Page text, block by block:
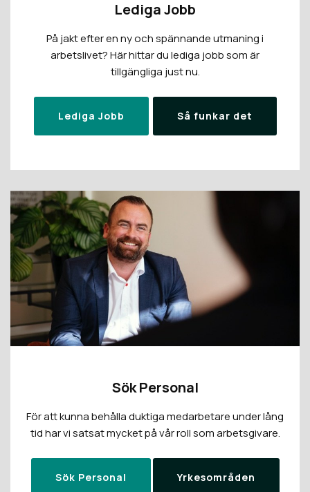
Lediga Jobb
På jakt efter en ny och spännande utmaning i
arbetslivet? Här hittar du lediga jobb som är
tillgängliga just nu.
Lediga Jobb Så funkar det
Sök Personal
För att kunna behålla duktiga medarbetare under lång
tid har vi satsat mycket på vår roll som arbetsgivare.
Sök Personal Yrkesområden